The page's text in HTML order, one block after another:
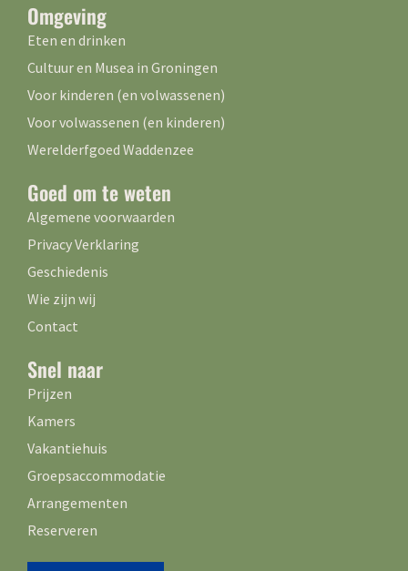
Omgeving
Eten en drinken
Cultuur en Musea in Groningen
Voor kinderen (en volwassenen)
Voor volwassenen (en kinderen)
Werelderfgoed Waddenzee
Goed om te weten
Algemene voorwaarden
Privacy Verklaring
Geschiedenis
Wie zijn wij
Contact
Snel naar
Prijzen
Kamers
Vakantiehuis
Groepsaccommodatie
Arrangementen
Reserveren